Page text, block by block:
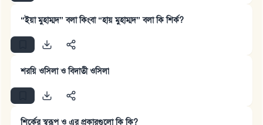
“ইয়া মুহাম্মদ” বলা কিংবা “হায় মুহাম্মদ” বলা কি শির্ক?
শরয়ি ওসিলা ও বিদাতী ওসিলা
শির্কের স্বরূপ ও এর প্রকারগুলো কি কি?